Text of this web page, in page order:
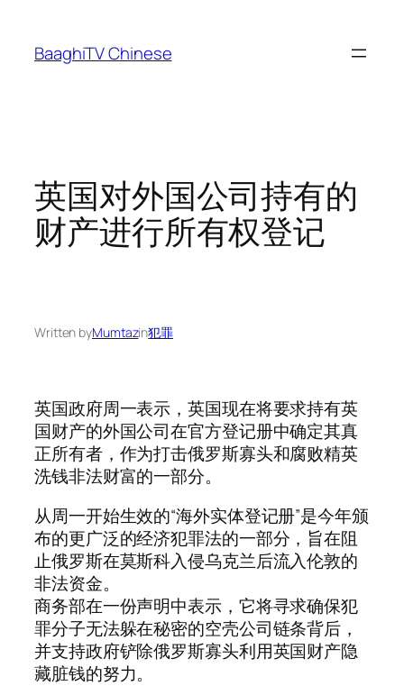
content
BaaghiTV Chinese
英国对外国公司持有的
财产进行所有权登记
Written byMumtazin犯罪
英国政府周一表示，英国现在将要求持有英
国财产的外国公司在官方登记册中确定其真
正所有者，作为打击俄罗斯寡头和腐败精英
洗钱非法财富的一部分。
从周一开始生效的“海外实体登记册”是今年颁
布的更广泛的经济犯罪法的一部分，旨在阻
止俄罗斯在莫斯科入侵乌克兰后流入伦敦的
非法资金。
商务部在一份声明中表示，它将寻求确保犯
罪分子无法躲在秘密的空壳公司链条背后，
并支持政府铲除俄罗斯寡头利用英国财产隐
藏脏钱的努力。